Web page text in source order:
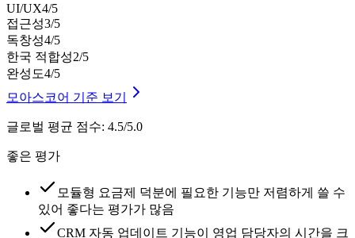
UI/UX4/5
접근성3/5
독창성4/5
한국 적합성2/5
완성도4/5
모아스코어 기준 보기
글로벌 평균 점수: 4.5/5.0
좋은 평가
모듈형 요금제 덕분에 필요한 기능만 저렴하게 쓸 수
있어 좋다는 평가가 많음
CRM 자동 업데이트 기능이 영업 담당자의 시간을 크